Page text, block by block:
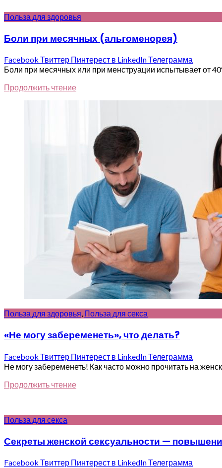
Польза для здоровья
Боли при месячных (альгоменорея)
Facebook Твиттер Пинтерест в LinkedInТелеграмма
Боли при месячных или при менструации испытывает от
Продолжить чтение
Польза для здоровья, Польза для секса
«Не могу забеременеть», что делать?
Facebook Твиттер Пинтерест в LinkedInТелеграмма
Не могу забеременеть! Как часто можно прочитать на
Продолжить чтение
Польза для секса
Секреты женской сексуальности —
Facebook Твиттер Пинтерест в LinkedInТелеграмма